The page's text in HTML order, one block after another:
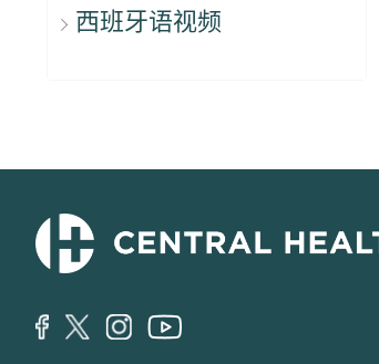
西班牙语视频